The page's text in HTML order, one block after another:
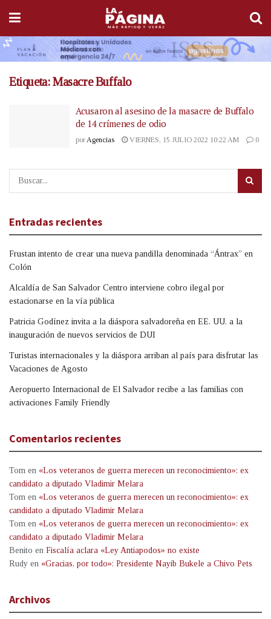
Etiqueta:Masacre Buffalo
Acusaron al asesino de la masacre de Buffalo
de 14 crímenes de odio
por Agencias VIERNES, 15 JULIO 2022 10:22 AM 0
Entradas recientes
Frustan intento de crear una nueva pandilla denominada “Ántrax” en
Colón
Alcaldía de San Salvador Centro interviene cobro ilegal por
estacionarse en la vía pública
Patricia Godínez invita a la diáspora salvadoreña en EE. UU. a la
inauguración de nuevos servicios de DUI
Turistas internacionales y la diáspora arriban al país para disfrutar las
Vacaciones de Agosto
Aeropuerto Internacional de El Salvador recibe a las familias con
activaciones Family Friendly
Comentarios recientes
Tom en «Los veteranos de guerra merecen un reconocimiento»: ex
candidato a diputado Vladimir Melara
Tom en «Los veteranos de guerra merecen un reconocimiento»: ex
candidato a diputado Vladimir Melara
Tom en «Los veteranos de guerra merecen un reconocimiento»: ex
candidato a diputado Vladimir Melara
Benito en Fiscalía aclara «Ley Antiapodos» no existe
Rudy en «Gracias, por todo»: Presidente Nayib Bukele a Chivo Pets
Archivos